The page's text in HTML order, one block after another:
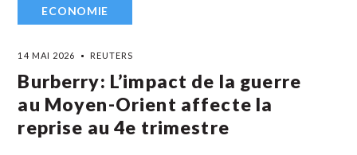
ECONOMIE
14 MAI 2026 REUTERS
Burberry: L’impact de la guerre
au Moyen-Orient affecte la
reprise au 4e trimestre